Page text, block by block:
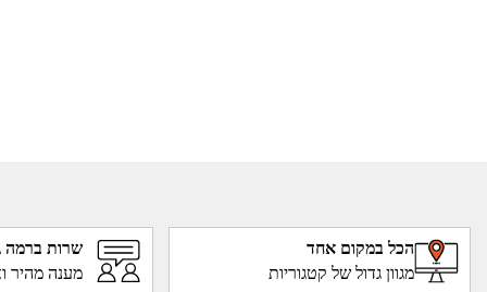
הכל במקום אחד
מגוון גדול של קטגוריות
שרות ברמה
מענה מהיר